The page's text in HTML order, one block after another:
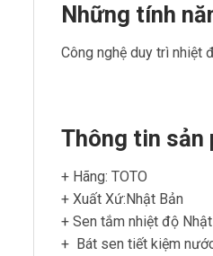
Những tính
Công nghệ duy trì nhiệt
Thông tin sản
+ Hãng: TOTO
+ Xuất Xứ:Nhật Bản
+ Sen tắm nhiệt độ
+ Bát sen tiết kiệm